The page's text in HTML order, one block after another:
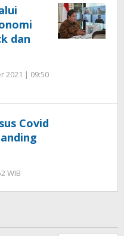
dan
2021 | 09:50
Covid
WIB
Seprihadi